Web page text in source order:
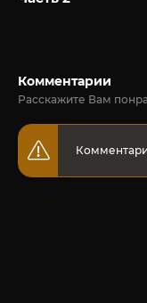
Комментарии
Расскажите Вам